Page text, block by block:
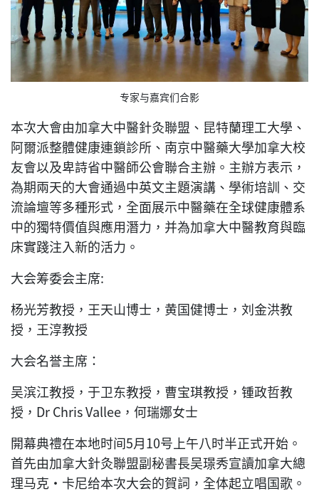
专家与嘉宾们合影
本次大會由加拿大中醫針灸聯盟、昆特蘭理工大學、
阿爾派整體健康連鎖診所、南京中醫藥大學加拿大校
友會以及卑詩省中醫師公會聯合主辦。主辦方表示，
為期兩天的大會通過中英文主題演講、學術培訓、交
流論壇等多種形式，全面展示中醫藥在全球健康體系
中的獨特價值與應用潛力，并為加拿大中醫教育與臨
床實踐注入新的活力。
大会筹委会主席:
杨光芳教授，王天山博士，黄国健博士，刘金洪教
授，王淳教授
大会名誉主席：
吴滨江教授，于卫东教授，曹宝琪教授，锺政哲教
授，Dr Chris Vallee，何瑞娜女士
開幕典禮在本地时间5月10号上午八时半正式开始。
首先由加拿大針灸聯盟副秘書長吴璟秀宣讀加拿大總
理马克·卡尼给本次大会的賀詞，全体起立唱国歌。